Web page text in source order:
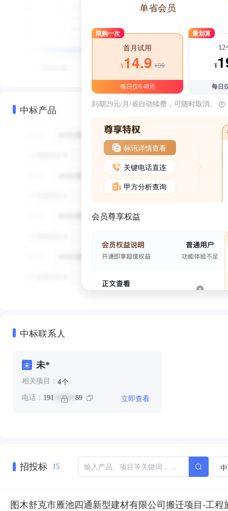
中标产品
单省会员
限购一次
首月试用
¥14.9 ¥39
每日仅0.48元
最划算
12
¥
每日
到期29元/月/省自动续费，可随时取消。
标讯详情查看
关键电话直连
甲方分析查询
会员尊享权益
中标联系人
未 未*
相关项目： 4个
电话： 191 ****** 89 立即查看
招投标 15
图木舒克市雁池四通新型建材有限公司搬迁项目-工